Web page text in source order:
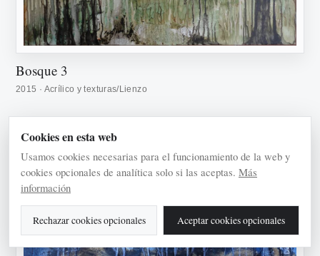
Bosque 3
2015 · Acrílico y texturas/Lienzo
Cookies en esta web
Usamos cookies necesarias para el funcionamiento de la web y
cookies opcionales de analítica solo si las aceptas. Más
información
Rechazar cookies opcionales Aceptar cookies opcionales